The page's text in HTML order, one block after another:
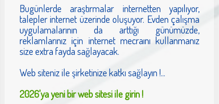
Bugünlerde araştırmalar internetten yapılıyor,
talepler internet üzerinde oluşuyor. Evden çalışma
uygulamalarının da arttığı günümüzde,
reklamlarınız için internet mecraını kullanmanız
size extra fayda sağlayacak.
Web siteniz ile şirketinize katkı sağlayın !...
2026'ya yeni bir web sitesi ile girin !